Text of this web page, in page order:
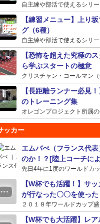
自主練や部活で使えるシリ
【練習メニュー】上り
グ（6種）
自主練や部活で使えるシリ
【恐怖を超えた究極の
ら学ぶスタートの極意
クリスチャン・コールマン（
【長距離ランナー必見
のトレーニング集
オレゴンプロジェクト所属
ッカー
エムバぺ（フランス代
のか！？[陸上コーチに
先日4年に1度のワールドカ
【W杯でも活躍！】サ
が行なった〇〇を使っ
２０１８年ワールドカップ
【W杯でも大活躍】レ